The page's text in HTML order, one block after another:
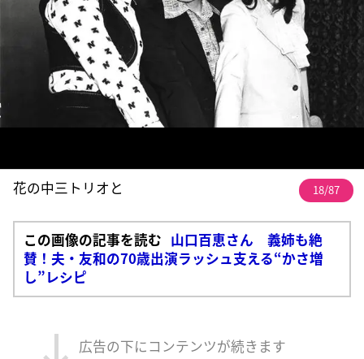
花の中三トリオと 18/87
この画像の記事を読む 山口百恵さん 義姉も絶
賛！夫・友和の70歳出演ラッシュ支える“かさ増
し”レシピ
広告の下にコンテンツが続きます